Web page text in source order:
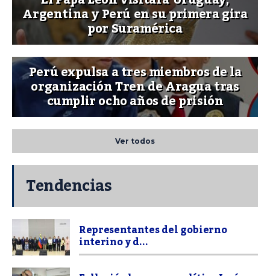
Argentina y Perú en su primera gira
por Suramérica
Perú expulsa a tres miembros de la
organización Tren de Aragua tras
cumplir ocho años de prisión
Ver todos
Tendencias
Representantes del gobierno
interino y d...